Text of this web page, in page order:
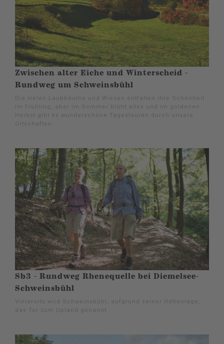
Zwischen alter Eiche und Winterscheid -
Rundweg um Schweinsbühl
Die vielen Laubbäume und Wiesen entfalten ihre Schönheit
im Frühling, aber im Sommer blüht alles und im goldenen
Herbst gibt es wunderschöne Tagestouren durch unsere
Ortschaften.
Sb3 - Rundweg Rhenequelle bei Diemelsee-
Schweinsbühl
Vielerorts wird Schweinsbühl, aufgrund seiner Höhenlage,
das Tor zum Upland genannt.